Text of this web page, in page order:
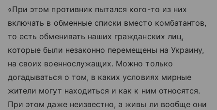
«При этом противник пытался кого-то из них
включать в обменные списки вместо комбатантов,
то есть обменивать наших гражданских лиц,
которые были незаконно перемещены на Украину,
на своих военнослужащих. Можно только
догадываться о том, в каких условиях мирные
жители могут находиться и как к ним относятся.
При этом даже неизвестно, а живы ли вообще они